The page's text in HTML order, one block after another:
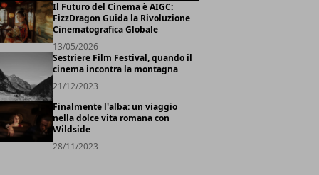
Il Futuro del Cinema è AIGC:
FizzDragon Guida la Rivoluzione
Cinematografica Globale
13/05/2026
Sestriere Film Festival, quando il
cinema incontra la montagna
21/12/2023
Finalmente l'alba: un viaggio
nella dolce vita romana con
Wildside
28/11/2023